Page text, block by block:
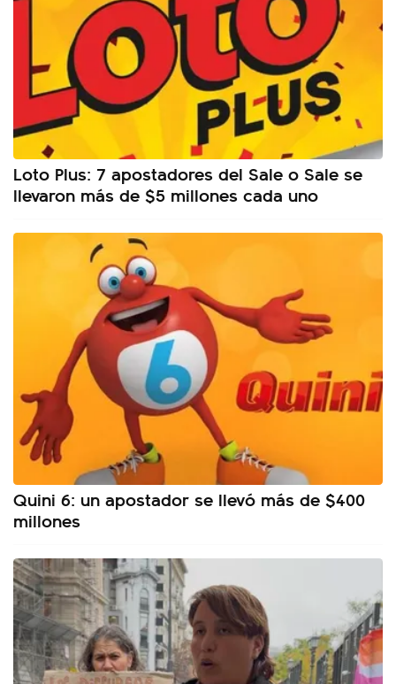
Loto Plus: 7 apostadores del Sale o Sale se
llevaron más de $5 millones cada uno
Quini 6: un apostador se llevó más de $400
millones